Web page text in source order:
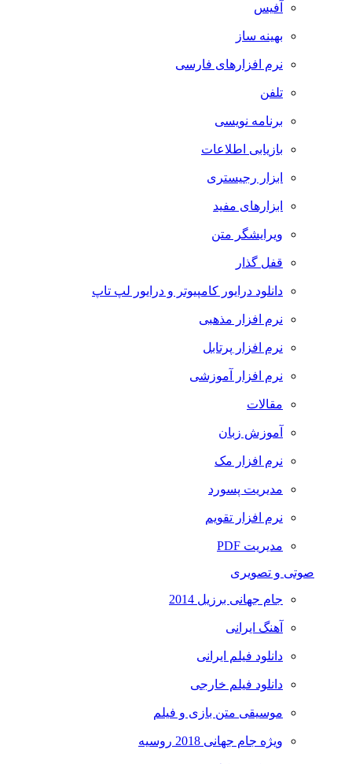
آفیس
بهینه ساز
نرم افزارهای فارسی
تلفن
برنامه نویسی
بازیابی اطلاعات
ابزار رجیستری
ابزارهای مفید
ویرایشگر متن
قفل گذار
دانلود درایور کامپیوتر و درایور لپ تاپ
نرم افزار مذهبی
نرم افزار پرتابل
نرم افزار آموزشی
مقالات
آموزش زبان
نرم افزار مک
مدیریت پسورد
نرم افزار تقویم
مدیریت PDF
صوتی و تصویری
جام جهانی برزیل 2014
آهنگ ایرانی
دانلود فیلم ایرانی
دانلود فیلم خارجی
موسیقی متن بازی و فیلم
ویژه جام جهانی 2018 روسیه